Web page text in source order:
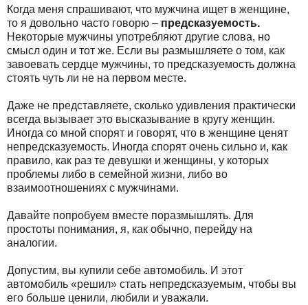
Когда меня спрашивают, что мужчина ищет в женщине,
то я довольно часто говорю – предсказуемость.
Некоторые мужчины употребляют другие слова, но
смысл один и тот же. Если вы размышляете о том, как
завоевать сердце мужчины, то предсказуемость должна
стоять чуть ли не на первом месте.
Даже не представляете, сколько удивления практически
всегда вызывает это высказывание в кругу женщин.
Иногда со мной спорят и говорят, что в женщине ценят
непредсказуемость. Иногда спорят очень сильно и, как
правило, как раз те девушки и женщины, у которых
проблемы либо в семейной жизни, либо во
взаимоотношениях с мужчинами.
Давайте попробуем вместе поразмышлять. Для
простоты понимания, я, как обычно, перейду на
аналогии.
Допустим, вы купили себе автомобиль. И этот
автомобиль «решил» стать непредсказуемым, чтобы вы
его больше ценили, любили и уважали.